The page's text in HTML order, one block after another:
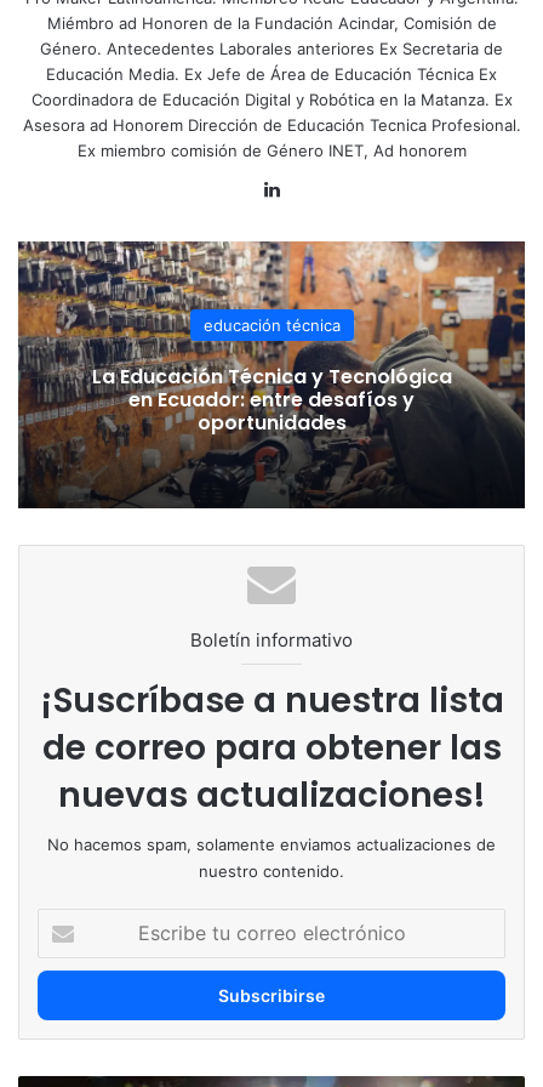
Miémbro ad Honoren de la Fundación Acindar, Comisión de
Género. Antecedentes Laborales anteriores Ex Secretaria de
Educación Media. Ex Jefe de Área de Educación Técnica Ex
Coordinadora de Educación Digital y Robótica en la Matanza. Ex
Asesora ad Honorem Dirección de Educación Tecnica Profesional.
Ex miembro comisión de Género INET, Ad honorem
educación técnica
La Educación Técnica y Tecnológica
en Ecuador: entre desafíos y
oportunidades
Boletín informativo
¡Suscríbase a nuestra lista
de correo para obtener las
nuevas actualizaciones!
No hacemos spam, solamente enviamos actualizaciones de
nuestro contenido.
correo